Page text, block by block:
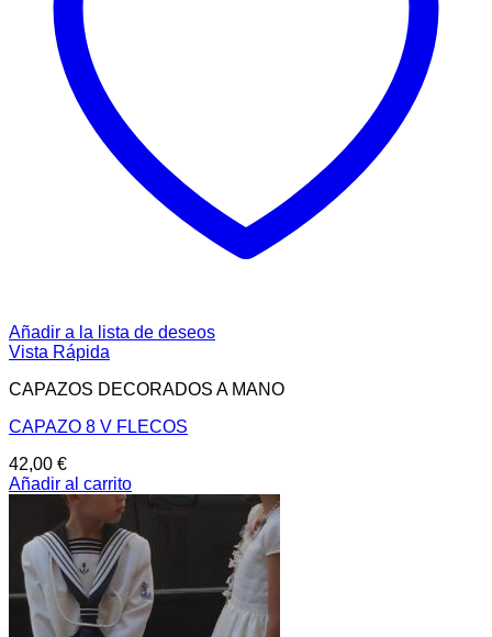
Añadir a la lista de deseos
Vista Rápida
CAPAZOS DECORADOS A MANO
CAPAZO 8 V FLECOS
42,00 €
Añadir al carrito